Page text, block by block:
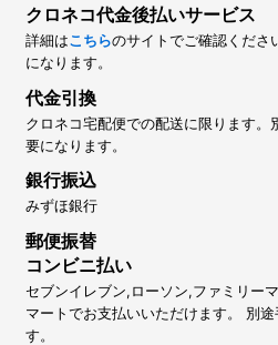
クロネコ代金後払いサービス
詳細はこちらのサイトでご確認くださ
になります。
代金引換
クロネコ宅配便での配送に限ります
要になります。
銀行振込
みずほ銀行
郵便振替
コンビニ払い
セブンイレブン,ローソン,ファミリー
マートでお支払いいただけます。 別
す。